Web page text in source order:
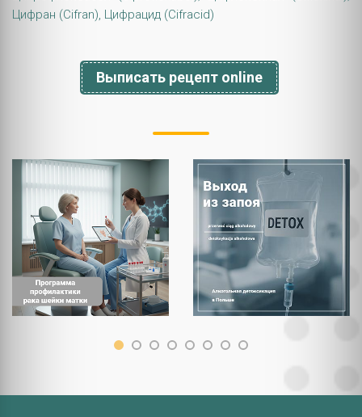
Цифран (Cifran), Цифрацид (Cifracid)
Выписать рецепт online